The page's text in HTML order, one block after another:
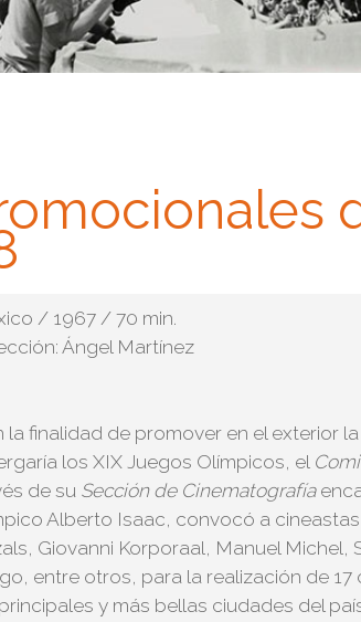
/ 1967 / 70 min.
Ángel Martínez
la finalidad de promover en el exterior
los XIX Juegos Olímpicos, el
de su Sección de Cinematografía
Alberto Isaac, convocó a
Giovanni Korporaal, Manuel Michel,
entre otros, para la realización de
y más bellas ciudades del